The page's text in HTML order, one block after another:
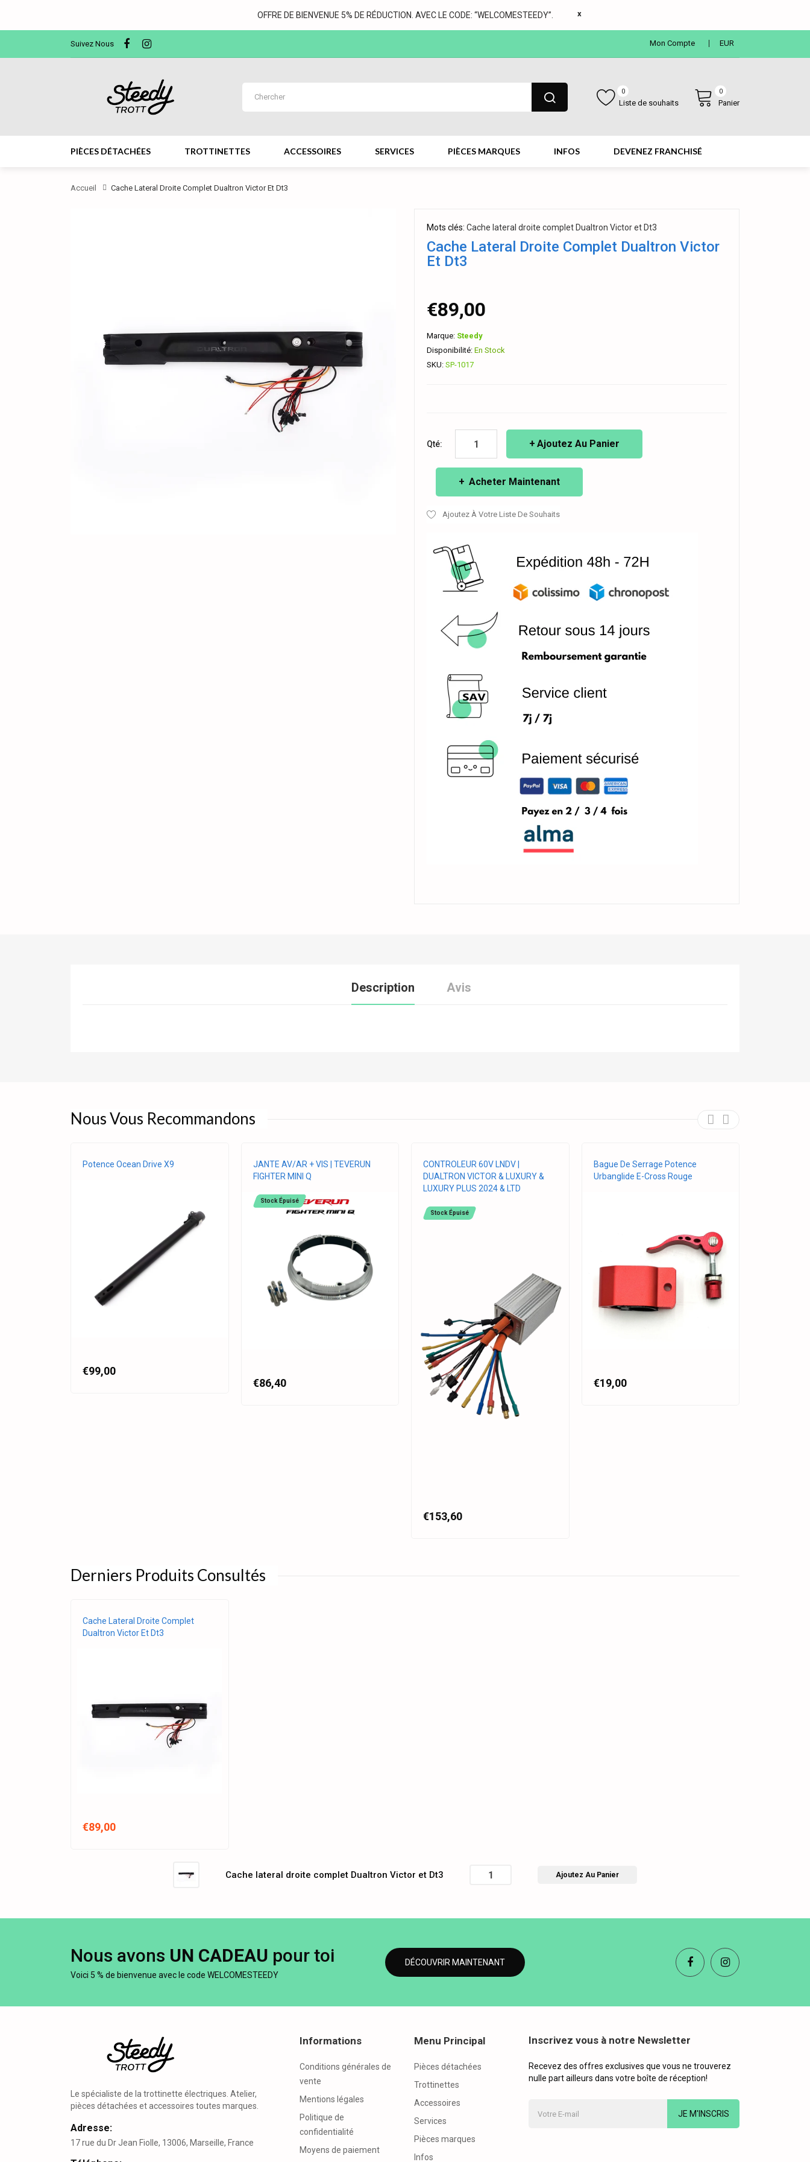
OFFRE DE BIENVENUE 5% DE RÉDUCTION. AVEC LE CODE: “WELCOMESTEEDY”. x
Suivez Nous Mon Compte EUR
Liste de souhaits
0 0
Panier
PIÈCES DÉTACHÉES TROTTINETTES ACCESSOIRES SERVICES PIÈCES MARQUES INFOS DEVENEZ FRANCHISÉ
Accueil Cache Lateral Droite Complet Dualtron Victor Et Dt3
Mots clés: Cache lateral droite complet Dualtron Victor et Dt3
Cache Lateral Droite Complet Dualtron Victor
Et Dt3
€89,00
Marque: Steedy
Disponibilité: En Stock
SKU: SP-1017
Qté: Ajoutez Au Panier
Acheter Maintenant
Ajoutez À Votre Liste De Souhaits
Description Avis
Nous Vous Recommandons
Potence Ocean Drive X9
€99,00
JANTE AV/AR + VIS | TEVERUN
FIGHTER MINI Q
Stock Épuisé
€86,40
CONTROLEUR 60V LNDV |
DUALTRON VICTOR & LUXURY &
LUXURY PLUS 2024 & LTD
Stock Épuisé
€153,60
Bague De Serrage Potence
Urbanglide E-Cross Rouge
€19,00
Derniers Produits Consultés
Cache Lateral Droite Complet
Dualtron Victor Et Dt3
€89,00
Cache lateral droite complet Dualtron Victor et Dt3 Ajoutez Au Panier
Nous avons UN CADEAU pour toi
Voici 5 % de bienvenue avec le code WELCOMESTEEDY
DÉCOUVRIR MAINTENANT
Le spécialiste de la trottinette électriques. Atelier,
pièces détachées et accessoires toutes marques.
Adresse:
17 rue du Dr Jean Fiolle, 13006, Marseille, France
Informations
Conditions générales de
vente
Mentions légales
Politique de
confidentialité
Moyens de paiement
Menu Principal
Pièces détachées
Trottinettes
Accessoires
Services
Pièces marques
Infos
Inscrivez vous à notre Newsletter
Recevez des offres exclusives que vous ne trouverez
nulle part ailleurs dans votre boîte de réception!
JE M'INSCRIS